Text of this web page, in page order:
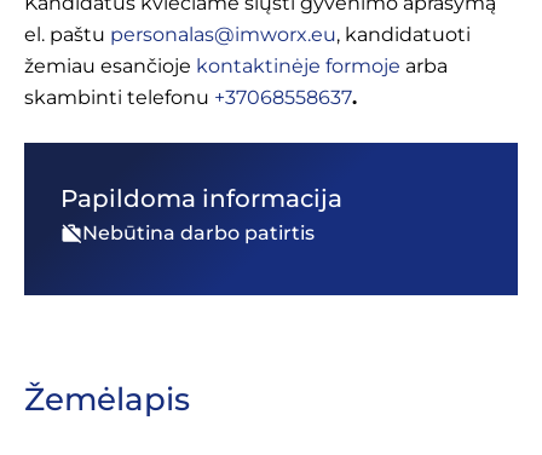
el. paštu personalas@imworx.eu, kandidatuoti
žemiau esančioje kontaktinėje formoje arba
skambinti telefonu +37068558637.
Papildoma informacija
Nebūtina darbo patirtis
Žemėlapis